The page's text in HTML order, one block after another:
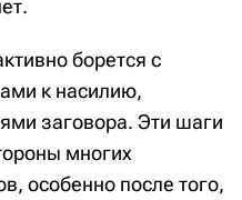
борется с
к насилию,
заговора. Эти шаги
многих
особенно после того,